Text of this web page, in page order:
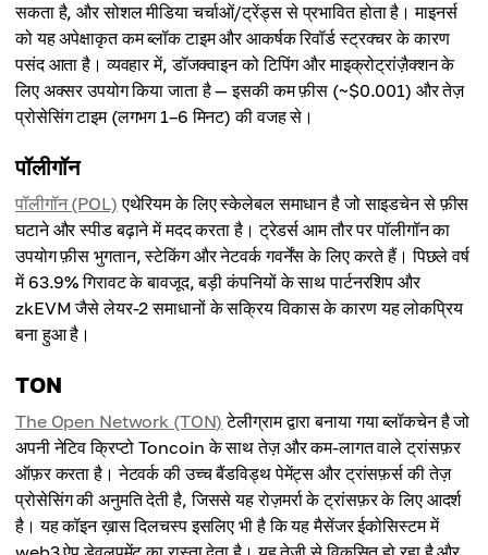
सकता है, और सोशल मीडिया चर्चाओं/ट्रेंड्स से प्रभावित होता है। माइनर्स
को यह अपेक्षाकृत कम ब्लॉक टाइम और आकर्षक रिवॉर्ड स्ट्रक्चर के कारण
पसंद आता है। व्यवहार में, डॉजक्वाइन को टिपिंग और माइक्रोट्रांज़ैक्शन के
लिए अक्सर उपयोग किया जाता है — इसकी कम फ़ीस (~$0.001) और तेज़
प्रोसेसिंग टाइम (लगभग 1–6 मिनट) की वजह से।
पॉलीगॉन
पॉलीगॉन (POL) एथेरियम के लिए स्केलेबल समाधान है जो साइडचेन से फ़ीस
घटाने और स्पीड बढ़ाने में मदद करता है। ट्रेडर्स आम तौर पर पॉलीगॉन का
उपयोग फ़ीस भुगतान, स्टेकिंग और नेटवर्क गवर्नेंस के लिए करते हैं। पिछले वर्ष
में 63.9% गिरावट के बावजूद, बड़ी कंपनियों के साथ पार्टनरशिप और
zkEVM जैसे लेयर-2 समाधानों के सक्रिय विकास के कारण यह लोकप्रिय
बना हुआ है।
TON
The Open Network (TON) टेलीग्राम द्वारा बनाया गया ब्लॉकचेन है जो
अपनी नेटिव क्रिप्टो Toncoin के साथ तेज़ और कम-लागत वाले ट्रांसफ़र
ऑफ़र करता है। नेटवर्क की उच्च बैंडविड्थ पेमेंट्स और ट्रांसफ़र्स की तेज़
प्रोसेसिंग की अनुमति देती है, जिससे यह रोज़मर्रा के ट्रांसफ़र के लिए आदर्श
है। यह कॉइन ख़ास दिलचस्प इसलिए भी है कि यह मैसेंजर ईकोसिस्टम में